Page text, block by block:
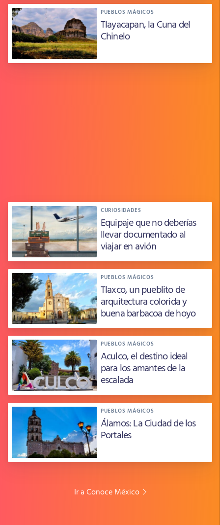
PUEBLOS MÁGICOS
Tlayacapan, la Cuna del
Chinelo
CURIOSIDADES
Equipaje que no deberías
llevar documentado al
viajar en avión
PUEBLOS MÁGICOS
Tlaxco, un pueblito de
arquitectura colorida y
buena barbacoa de hoyo
PUEBLOS MÁGICOS
Aculco, el destino ideal
para los amantes de la
escalada
PUEBLOS MÁGICOS
Álamos: La Ciudad de los
Portales
Ir a Conoce México